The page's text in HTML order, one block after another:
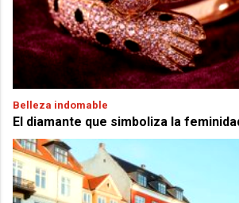
Belleza indomable
El diamante que simboliza la